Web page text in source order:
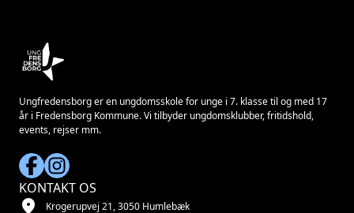
Ungfredensborg er en ungdomsskole for unge i 7. klasse til og med 17
år i Fredensborg Kommune. Vi tilbyder ungdomsklubber, fritidshold,
events, rejser mm.
KONTAKT OS
location_on Krogerupvej 21, 3050 Humlebæk